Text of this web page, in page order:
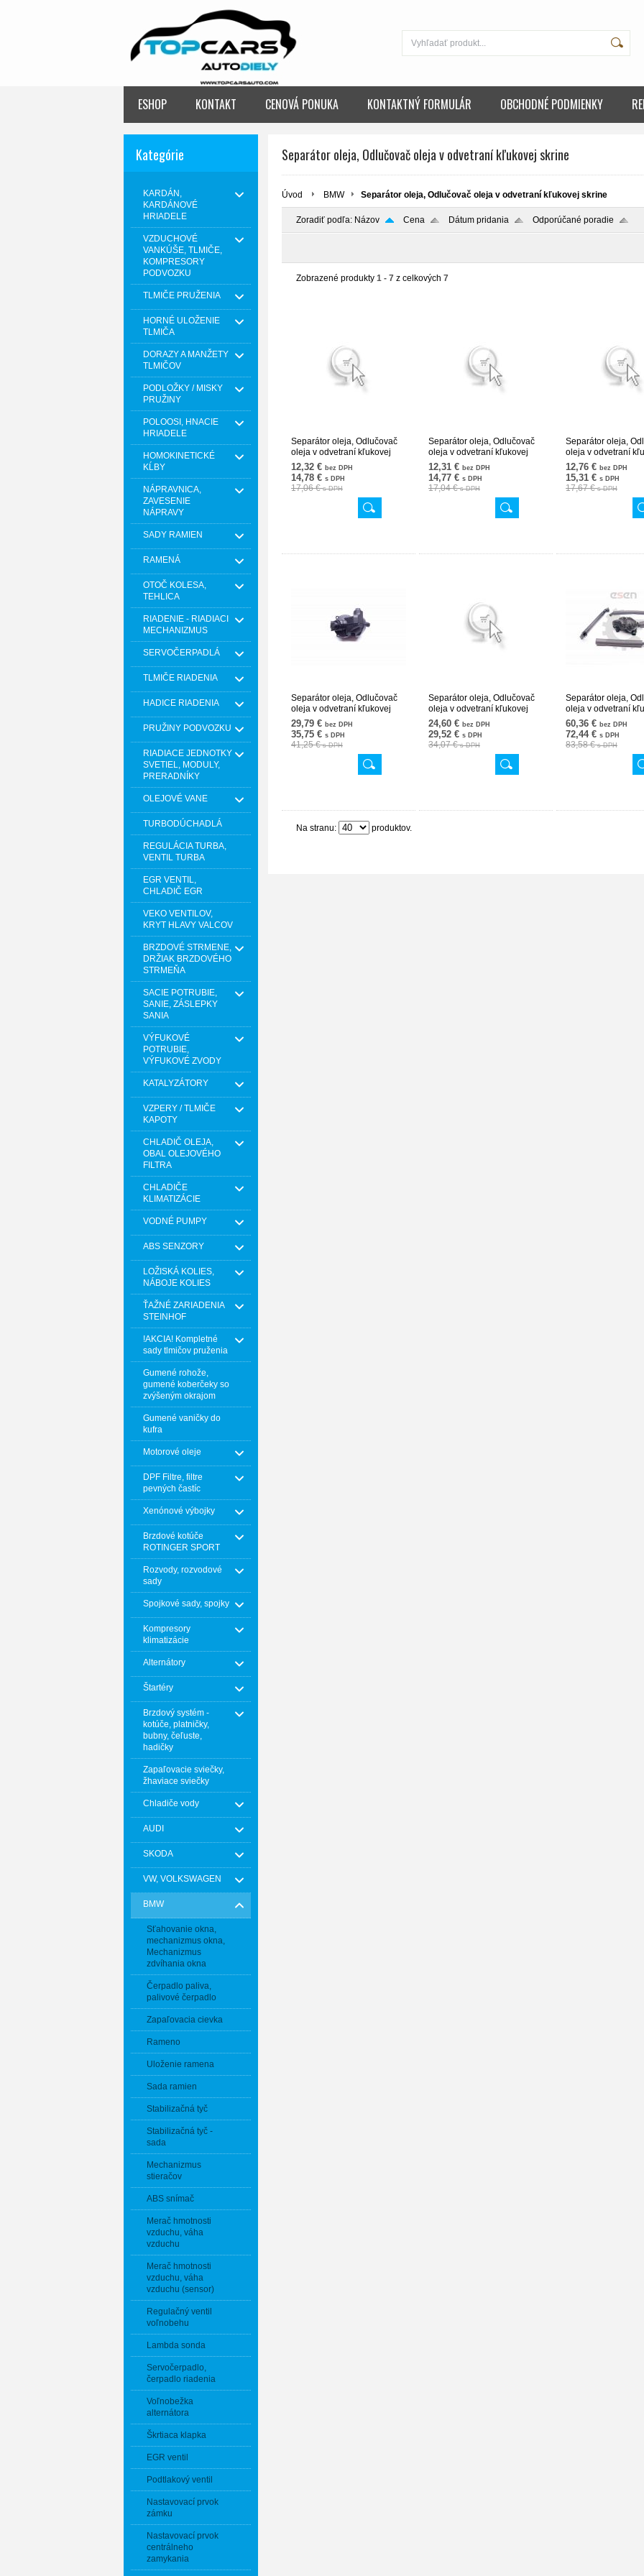
ESHOP KONTAKT CENOVÁ PONUKA KONTAKTNÝ FORMULÁR OBCHODNÉ PODMIENKY
Kategórie
KARDÁN,
KARDÁNOVÉ
HRIADELE
VZDUCHOVÉ
VANKÚŠE, TLMIČE,
KOMPRESORY
PODVOZKU
TLMIČE PRUŽENIA
HORNÉ ULOŽENIE
TLMIČA
DORAZY A MANŽETY
TLMIČOV
PODLOŽKY / MISKY
PRUŽINY
POLOOSI, HNACIE
HRIADELE
HOMOKINETICKÉ
KĹBY
NÁPRAVNICA,
ZAVESENIE
NÁPRAVY
SADY RAMIEN
RAMENÁ
OTOČ KOLESA,
TEHLICA
RIADENIE - RIADIACI
MECHANIZMUS
SERVOČERPADLÁ
TLMIČE RIADENIA
HADICE RIADENIA
PRUŽINY PODVOZKU
RIADIACE JEDNOTKY
SVETIEL, MODULY,
PRERADNÍKY
OLEJOVÉ VANE
TURBODÚCHADLÁ
REGULÁCIA TURBA,
VENTIL TURBA
EGR VENTIL,
CHLADIČ EGR
VEKO VENTILOV,
KRYT HLAVY VALCOV
BRZDOVÉ STRMENE,
DRŽIAK BRZDOVÉHO
STRMEŇA
SACIE POTRUBIE,
SANIE, ZÁSLEPKY
SANIA
VÝFUKOVÉ
POTRUBIE,
VÝFUKOVÉ ZVODY
KATALYZÁTORY
VZPERY / TLMIČE
KAPOTY
CHLADIČ OLEJA,
OBAL OLEJOVÉHO
FILTRA
CHLADIČE
KLIMATIZÁCIE
VODNÉ PUMPY
ABS SENZORY
LOŽISKÁ KOLIES,
NÁBOJE KOLIES
ŤAŽNÉ ZARIADENIA
STEINHOF
!AKCIA! Kompletné
sady tlmičov pruženia
Gumené rohože,
gumené koberčeky so
zvýšeným okrajom
Gumené vaničky do
kufra
Motorové oleje
DPF Filtre, filtre
pevných častíc
Xenónové výbojky
Brzdové kotúče
ROTINGER SPORT
Rozvody, rozvodové
sady
Spojkové sady, spojky
Kompresory
klimatizácie
Alternátory
Štartéry
Brzdový systém -
kotúče, platničky,
bubny, čeľuste,
hadičky
Zapaľovacie sviečky,
žhaviace sviečky
Chladiče vody
AUDI
SKODA
VW, VOLKSWAGEN
BMW
Sťahovanie okna,
mechanizmus okna,
Mechanizmus
zdvíhania okna
Čerpadlo paliva,
palivové čerpadlo
Zapaľovacia cievka
Rameno
Uloženie ramena
Sada ramien
Stabilizačná tyč
Stabilizačná tyč -
sada
Mechanizmus
stieračov
ABS snímač
Merač hmotnosti
vzduchu, váha
vzduchu
Merač hmotnosti
vzduchu, váha
vzduchu (sensor)
Regulačný ventil
voľnobehu
Lambda sonda
Servočerpadlo,
čerpadlo riadenia
Voľnobežka
alternátora
Škrtiaca klapka
EGR ventil
Podtlakový ventil
Nastavovací prvok
zámku
Nastavovací prvok
centrálneho
zamykania
Separátor oleja, Odlučovač oleja v odvetraní kľukovej skrine
Úvod BMW Separátor oleja, Odlučovač oleja v odvetraní kľukovej skrine
Zoradiť podľa: Názov Cena Dátum pridania Odporúčané poradie
Zobrazené produkty 1 - 7 z celkových 7
Separátor oleja, Odlučovač
oleja v odvetraní kľukovej
skrine 11127799366
31SKV071
12,32 € bez DPH
14,78 € s DPH
17,06 €s DPH
Separátor oleja, Odlučovač
oleja v odvetraní kľukovej
skrine 11127799367
31SKV072
12,31 € bez DPH
14,77 € s DPH
17,04 €s DPH
Separátor oleja,
oleja v odvetraní
skrine 11151705237
31SKV065
12,76 € bez DPH
15,31 € s DPH
17,67 €s DPH
Separátor oleja, Odlučovač
oleja v odvetraní kľukovej
skrine 11617516007
31SKV077
29,79 € bez DPH
35,75 € s DPH
41,25 €s DPH
Separátor oleja, Odlučovač
oleja v odvetraní kľukovej
skrine 11617526654
31SKV076
24,60 € bez DPH
29,52 € s DPH
34,07 €s DPH
Separátor oleja,
oleja v odvetraní
skrine 11617533400
31SKV045
60,36 € bez DPH
72,44 € s DPH
83,58 €s DPH
Na stranu: produktov.